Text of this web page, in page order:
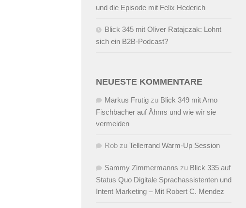
und die Episode mit Felix Hederich
Blick 345 mit Oliver Ratajczak: Lohnt
sich ein B2B-Podcast?
NEUESTE KOMMENTARE
Markus Frutig zu Blick 349 mit Arno
Fischbacher auf Ähms und wie wir sie
vermeiden
Rob zu Tellerrand Warm-Up Session
Sammy Zimmermanns zu Blick 335 auf
Status Quo Digitale Sprachassistenten und
Intent Marketing – Mit Robert C. Mendez